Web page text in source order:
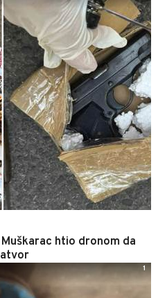
htio dronom da
1